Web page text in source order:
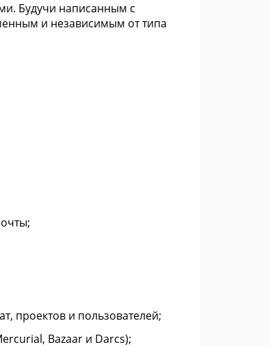
Будучи написанным с
и независимым от типа
проектов и пользователей;
Bazaar и Darcs);